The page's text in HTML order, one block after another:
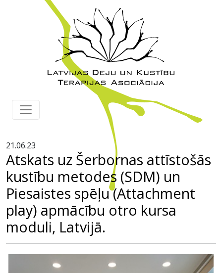
21.06.23
Atskats uz Šerbornas attīstošās
kustību metodes (SDM) un
Piesaistes spēļu (Attachment
play) apmācību otro kursa
moduli, Latvijā.